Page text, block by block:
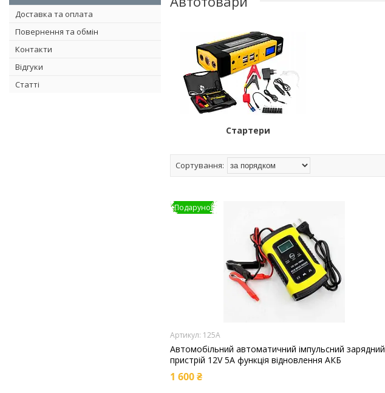
Доставка та оплата
Повернення та обмін
Контакти
Відгуки
Статті
Стартери
Подарунок
125А
Автомобільний автоматичний імпульсний зарядний
пристрій 12V 5A функція відновлення АКБ
1 600 ₴